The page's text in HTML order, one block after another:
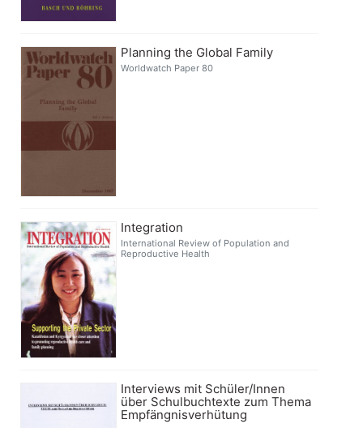
Planning the Global Family
Worldwatch Paper 80
Integration
International Review of Population and
Reproductive Health
Interviews mit Schüler/Innen
über Schulbuchtexte zum Thema
Empfängnisverhütung